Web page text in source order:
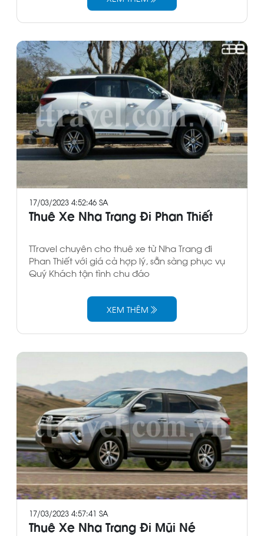
17/03/2023 4:52:46 SA
Thuê Xe Nha Trang Đi Phan Thiết
TTravel chuyên cho thuê xe từ Nha Trang đi
Phan Thiết với giá cả hợp lý, sẵn sàng phục vụ
Quý Khách tận tình chu đáo
XEM THÊM
17/03/2023 4:57:41 SA
Thuê Xe Nha Trang Đi Mũi Né